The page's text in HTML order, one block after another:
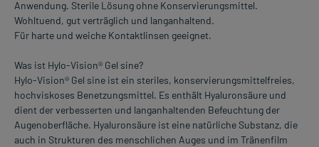
Anwendung. Sterile Lösung ohne Konservierungsmittel.
Wohltuend, gut verträglich und langanhaltend.
Für harte und weiche Kontaktlinsen geeignet.
Was ist Hylo-Vision® Gel sine?
Hylo-Vision® Gel sine ist ein steriles, konservierungsmittelfreies,
hochviskoses Benetzungsmittel. Es enthält Hyaluronsäure und
dient der verbesserten und langanhaltenden Befeuchtung der
Augenoberfläche. Hyaluronsäure ist eine natürliche Substanz, die
auch in Strukturen des menschlichen Auges und im Tränenfilm